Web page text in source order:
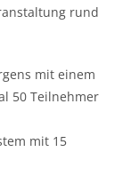
rund
mit einem
50 Teilnehmer
mit 15